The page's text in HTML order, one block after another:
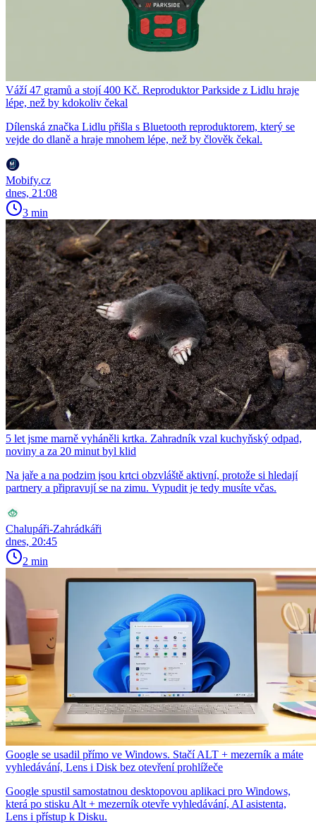
Váží 47 gramů a stojí 400 Kč. Reproduktor Parkside z Lidlu hraje
lépe, než by kdokoliv čekal
Dílenská značka Lidlu přišla s Bluetooth reproduktorem, který se
vejde do dlaně a hraje mnohem lépe, než by člověk čekal.
Mobify.cz
dnes, 21:08
3 min
5 let jsme marně vyháněli krtka. Zahradník vzal kuchyňský odpad,
noviny a za 20 minut byl klid
Na jaře a na podzim jsou krtci obzvláště aktivní, protože si hledají
partnery a připravují se na zimu. Vypudit je tedy musíte včas.
Chalupáři-Zahrádkáři
dnes, 20:45
2 min
Google se usadil přímo ve Windows. Stačí ALT + mezerník a máte
vyhledávání, Lens i Disk bez otevření prohlížeče
Google spustil samostatnou desktopovou aplikaci pro Windows,
která po stisku Alt + mezerník otevře vyhledávání, AI asistenta,
Lens i přístup k Disku.